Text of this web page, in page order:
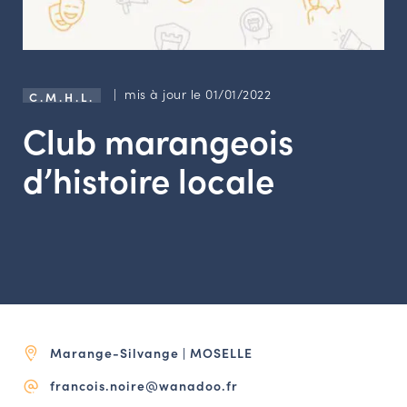
LES ACTIONS PHARES
CONTACT
Agenda
Annuaire
Ressources
OUTILS EN LIGNE
Espace acteurs
C.M.H.L. | mis à jour le 01/01/2022
Club marangeois
d’histoire locale
Marange-Silvange | MOSELLE
francois.noire@wanadoo.fr